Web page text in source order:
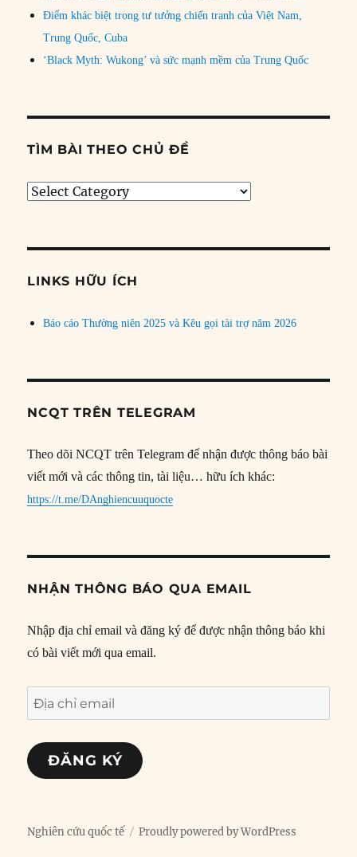
Điểm khác biệt trong tư tưởng chiến tranh của Việt Nam,
Trung Quốc, Cuba
‘Black Myth: Wukong’ và sức mạnh mềm của Trung Quốc
TÌM BÀI THEO CHỦ ĐỀ
Tìm
đề
LINKS HỮU ÍCH
Báo cáo Thường niên 2025 và Kêu gọi tài trợ năm 2026
NCQT TRÊN TELEGRAM
Theo dõi NCQT trên Telegram để nhận được thông báo bài
viết mới và các thông tin, tài liệu… hữu ích khác:
https://t.me/DAnghiencuuquocte
NHẬN THÔNG BÁO QUA EMAIL
Nhập địa chỉ email và đăng ký để được nhận thông báo khi
có bài viết mới qua email.
Địa
chỉ
email
ĐĂNG KÝ
Nghiên cứu quốc tế Proudly powered by WordPress